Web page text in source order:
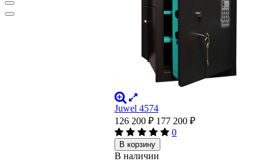
Juwel 4574
126 200 ₽ 177 200 ₽
0
В корзину
В наличии